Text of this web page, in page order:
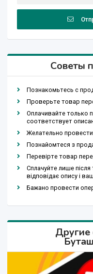
Советы
Познакомьтесь с
Проверьте товар
Оплачивайте только
соответствует
Желательно
Познайомтеся з
Перевірте товар
Сплачуйте лише
відповідає опису і
Бажано провести
Другие